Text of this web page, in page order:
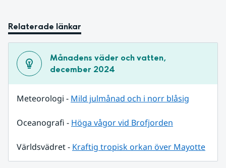
Relaterade länkar
Månadens väder och vatten,
december 2024
Meteorologi - Mild julmånad och i norr blåsig
Oceanografi - Höga vågor vid Brofjorden
Världsvädret - Kraftig tropisk orkan över Mayotte